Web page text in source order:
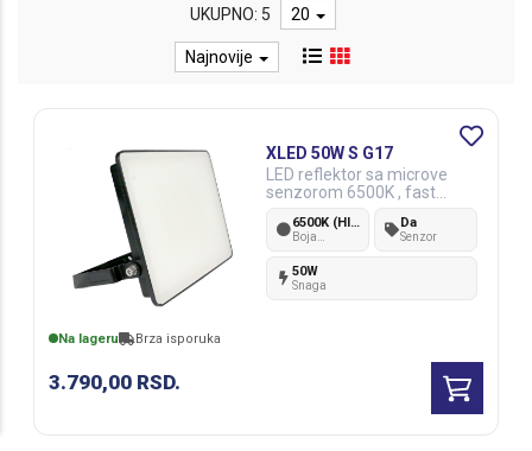
UKUPNO: 5 20
Najnovije
Na lageru Brza isporuka
3.790,00 RSD.
XLED 50W S G17
LED reflektor sa microve
senzorom 6500K , fast
240V
6500K (Hladno bela)
Boja
Da
Senzor
50W
Snaga